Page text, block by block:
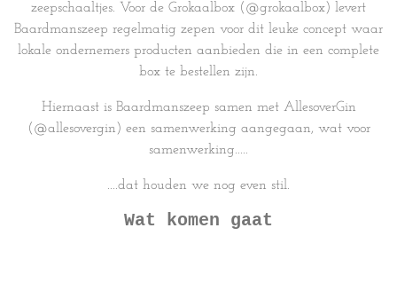
zeepschaaltjes. Voor de Grokaalbox (@grokaalbox) levert
Baardmanszeep regelmatig zepen voor dit leuke concept waar
lokale ondernemers producten aanbieden die in een complete
box te bestellen zijn.
Hiernaast is Baardmanszeep samen met AllesoverGin
(@allesovergin) een samenwerking aangegaan, wat voor
samenwerking.....
....dat houden we nog even stil.
Wat komen gaat